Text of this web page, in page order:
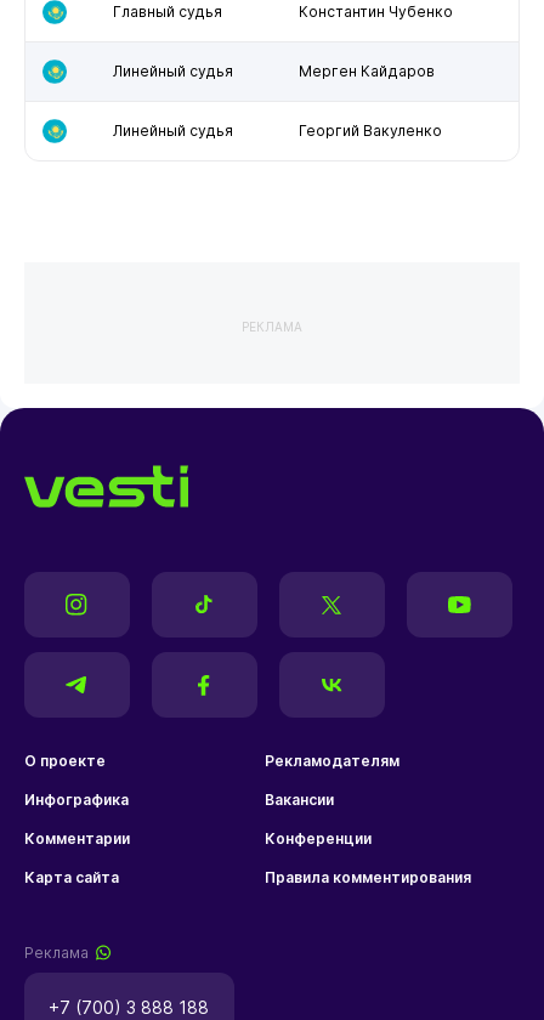
Главный судья Константин Чубенко
Линейный судья Мерген Кайдаров
Линейный судья Георгий Вакуленко
РЕКЛАМА
О проекте Рекламодателям
Инфографика Вакансии
Комментарии Конференции
Карта сайта Правила комментирования
Реклама
+7 (700) 3 888 188